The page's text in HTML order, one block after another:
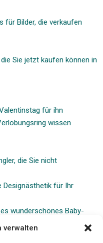
verwalten
für Bilder, die verkaufen
Sie jetzt kaufen können in
für ihn
wissen
die Sie nicht
Designästhetik für Ihr
wunderschönes Baby-